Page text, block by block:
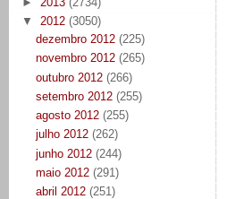
▼ 2012 (3050)
dezembro 2012 (225)
novembro 2012 (265)
outubro 2012 (266)
setembro 2012 (255)
agosto 2012 (255)
julho 2012 (262)
junho 2012 (244)
maio 2012 (291)
abril 2012 (251)